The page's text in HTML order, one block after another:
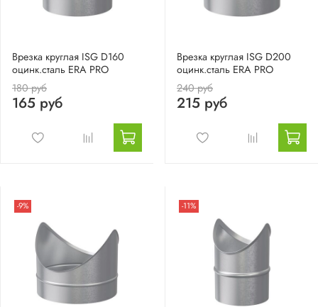
Врезка круглая ISG D160
оцинк.сталь ERA PRO
180 руб
165 руб
Врезка круглая ISG D200
оцинк.сталь ERA PRO
240 руб
215 руб
-9% -11%